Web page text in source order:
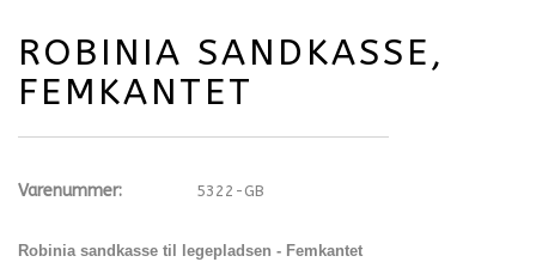
ROBINIA SANDKASSE,
FEMKANTET
Varenummer: 5322-GB
Robinia sandkasse til legepladsen - Femkantet